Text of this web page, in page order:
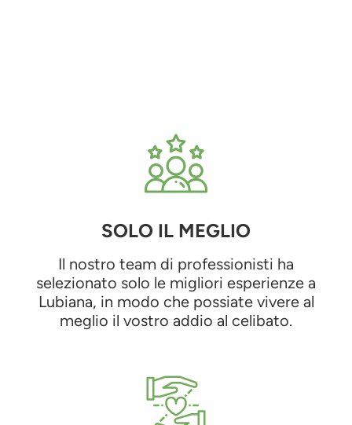
SOLO IL MEGLIO
Il nostro team di professionisti ha
selezionato solo le migliori esperienze a
Lubiana, in modo che possiate vivere al
meglio il vostro addio al celibato.